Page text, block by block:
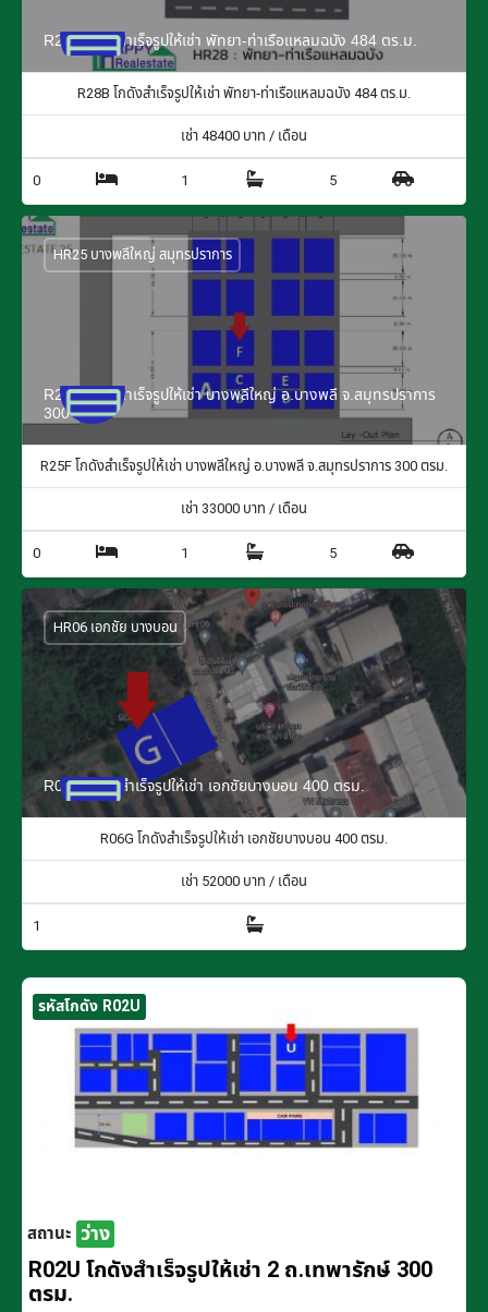
R28B โกดังสำเร็จรูปให้เช่า พัทยา-ท่าเรือแหลมฉบัง 484 ตร.ม.
R28B โกดังสำเร็จรูปให้เช่า พัทยา-ท่าเรือแหลมฉบัง 484 ตร.ม.
เช่า48400 บาท / เดือน
0 1 5
R25F โกดังสำเร็จรูปให้เช่า บางพลีใหญ่ อ.บางพลี จ.สมุทรปราการ
300 ตรม.
HR25 บางพลีใหญ่ สมุทรปราการ
R25F โกดังสำเร็จรูปให้เช่า บางพลีใหญ่ อ.บางพลี จ.สมุทรปราการ 300 ตรม.
เช่า 33000 บาท / เดือน
0 1 5
R06G โกดังสำเร็จรูปให้เช่า เอกชัยบางบอน 400 ตรม.
HR06 เอกชัย บางบอน
R06G โกดังสำเร็จรูปให้เช่า เอกชัยบางบอน 400 ตรม.
เช่า 52000 บาท / เดือน
1
รหัสโกดัง R02U
สถานะ ว่าง
R02U โกดังสำเร็จรูปให้เช่า 2 ถ.เทพารักษ์ 300
ตรม.